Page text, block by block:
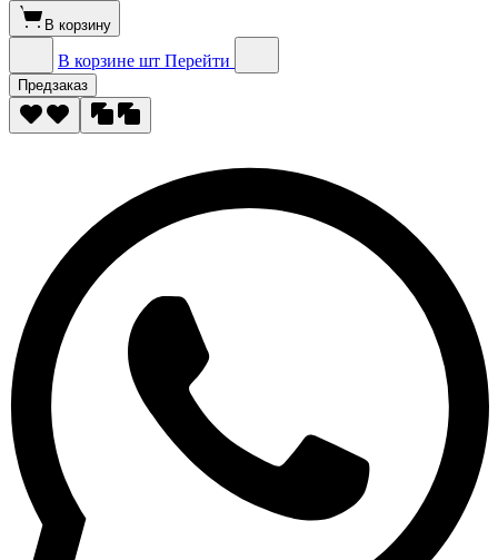
В корзину
В корзине шт Перейти
Предзаказ